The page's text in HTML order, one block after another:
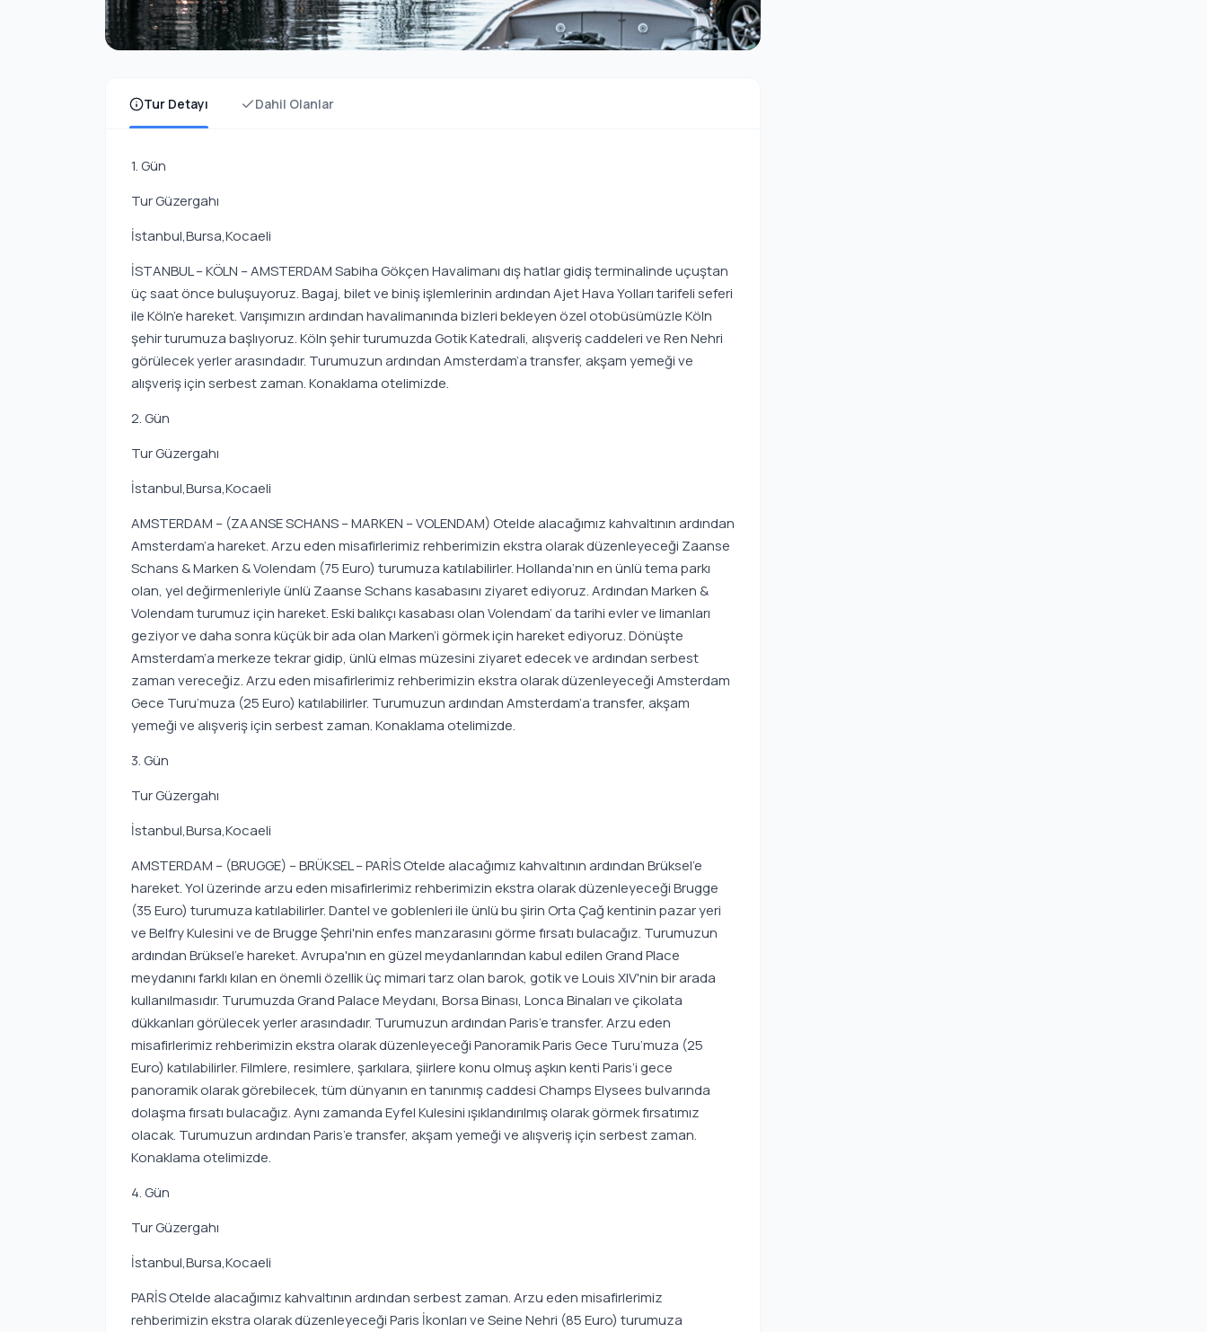
Tur Detayı Dahil Olanlar
1. Gün
Tur Güzergahı
İstanbul,Bursa,Kocaeli
İSTANBUL – KÖLN – AMSTERDAM Sabiha Gökçen Havalimanı dış hatlar gidiş terminalinde uçuştan
üç saat önce buluşuyoruz. Bagaj, bilet ve biniş işlemlerinin ardından Ajet Hava Yolları tarifeli seferi
ile Köln’e hareket. Varışımızın ardından havalimanında bizleri bekleyen özel otobüsümüzle Köln
şehir turumuza başlıyoruz. Köln şehir turumuzda Gotik Katedrali, alışveriş caddeleri ve Ren Nehri
görülecek yerler arasındadır. Turumuzun ardından Amsterdam’a transfer, akşam yemeği ve
alışveriş için serbest zaman. Konaklama otelimizde.
2. Gün
Tur Güzergahı
İstanbul,Bursa,Kocaeli
AMSTERDAM – (ZAANSE SCHANS – MARKEN – VOLENDAM) Otelde alacağımız kahvaltının ardından
Amsterdam’a hareket. Arzu eden misafirlerimiz rehberimizin ekstra olarak düzenleyeceği Zaanse
Schans & Marken & Volendam (75 Euro) turumuza katılabilirler. Hollanda’nın en ünlü tema parkı
olan, yel değirmenleriyle ünlü Zaanse Schans kasabasını ziyaret ediyoruz. Ardından Marken &
Volendam turumuz için hareket. Eski balıkçı kasabası olan Volendam’ da tarihi evler ve limanları
geziyor ve daha sonra küçük bir ada olan Marken’i görmek için hareket ediyoruz. Dönüşte
Amsterdam’a merkeze tekrar gidip, ünlü elmas müzesini ziyaret edecek ve ardından serbest
zaman vereceğiz. Arzu eden misafirlerimiz rehberimizin ekstra olarak düzenleyeceği Amsterdam
Gece Turu’muza (25 Euro) katılabilirler. Turumuzun ardından Amsterdam’a transfer, akşam
yemeği ve alışveriş için serbest zaman. Konaklama otelimizde.
3. Gün
Tur Güzergahı
İstanbul,Bursa,Kocaeli
AMSTERDAM – (BRUGGE) – BRÜKSEL – PARİS Otelde alacağımız kahvaltının ardından Brüksel’e
hareket. Yol üzerinde arzu eden misafirlerimiz rehberimizin ekstra olarak düzenleyeceği Brugge
(35 Euro) turumuza katılabilirler. Dantel ve goblenleri ile ünlü bu şirin Orta Çağ kentinin pazar yeri
ve Belfry Kulesini ve de Brugge Şehri'nin enfes manzarasını görme fırsatı bulacağız. Turumuzun
ardından Brüksel’e hareket. Avrupa'nın en güzel meydanlarından kabul edilen Grand Place
meydanını farklı kılan en önemli özellik üç mimari tarz olan barok, gotik ve Louis XIV'nin bir arada
kullanılmasıdır. Turumuzda Grand Palace Meydanı, Borsa Binası, Lonca Binaları ve çikolata
dükkanları görülecek yerler arasındadır. Turumuzun ardından Paris’e transfer. Arzu eden
misafirlerimiz rehberimizin ekstra olarak düzenleyeceği Panoramik Paris Gece Turu’muza (25
Euro) katılabilirler. Filmlere, resimlere, şarkılara, şiirlere konu olmuş aşkın kenti Paris’i gece
panoramik olarak görebilecek, tüm dünyanın en tanınmış caddesi Champs Elysees bulvarında
dolaşma fırsatı bulacağız. Aynı zamanda Eyfel Kulesini ışıklandırılmış olarak görmek fırsatımız
olacak. Turumuzun ardından Paris’e transfer, akşam yemeği ve alışveriş için serbest zaman.
Konaklama otelimizde.
4. Gün
Tur Güzergahı
İstanbul,Bursa,Kocaeli
PARİS Otelde alacağımız kahvaltının ardından serbest zaman. Arzu eden misafirlerimiz
rehberimizin ekstra olarak düzenleyeceği Paris İkonları ve Seine Nehri (85 Euro) turumuza